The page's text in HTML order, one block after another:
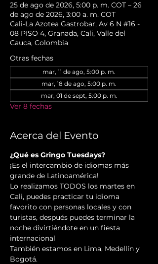
25 de ago de 2026, 5:00 p. m. COT – 26
de ago de 2026, 3:00 a. m. COT
Cali-La Azotea Gastrobar, Av 6 N #16 -
08 PISO 4, Granada, Cali, Valle del
Cauca, Colombia
Otras fechas
mar, 11 de ago, 5:00 p. m.
mar, 18 de ago, 5:00 p. m.
mar, 01 de sept, 5:00 p. m.
Ver 8 fechas
Acerca del Evento
¿Qué es Gringo Tuesdays?
¡Es el intercambio de idiomas más
grande de Latinoamérica!
Lo realizamos TODOS los martes en
Cali, puedes practicar tu idioma
favorito con personas locales y con
turistas, después puedes terminar la
noche divirtiéndote en un fiesta
internacional
También estamos en Lima, Medellín y
Bogotá.